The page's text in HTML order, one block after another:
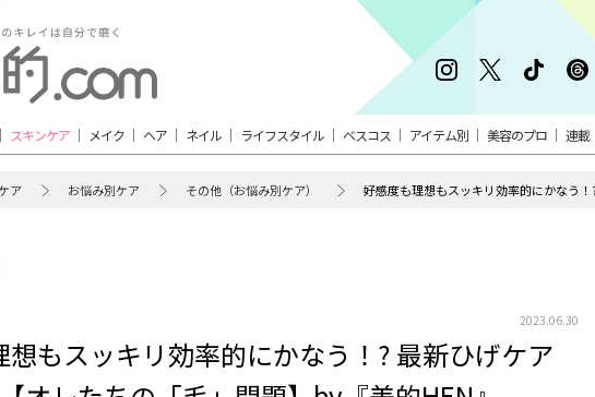
スキンケア メイク ヘア ネイル ライフスタイル ベスコス アイテム別 美容のプロ 連載
ア お悩み別ケア その他（お悩み別ケア）
2023.06.30
想もスッキリ効率的にかなう！? 最新ひげケア